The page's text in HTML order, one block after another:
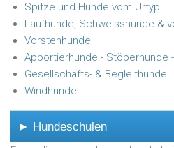
Spitze und Hunde vom Urtyp
Laufhunde, Schweisshunde &
Vorstehhunde
Apportierhunde - Stöberhunde
Gesellschafts- & Begleithunde
Windhunde
► Hundeschulen